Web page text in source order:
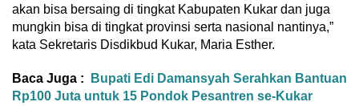
akan bisa bersaing di tingkat Kabupaten Kukar dan juga
mungkin bisa di tingkat provinsi serta nasional nantinya,”
kata Sekretaris Disdikbud Kukar, Maria Esther.
Baca Juga :
Bupati Edi Damansyah Serahkan Bantuan
Rp100 Juta untuk 15 Pondok Pesantren se-Kukar